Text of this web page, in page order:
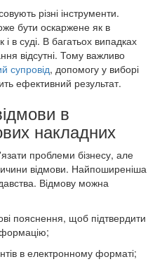
різні інструменти.
бути оскаржене як в
в суді. В багатьох випадках
відсутні. Тому важливо
супровід, допомогу у виборі
ефективний результат.
в
накладних
проблеми бізнесу, але
відмови. Найпоширеніша
Відмову можна
пояснення, щоб підтвердити
в електронному форматі;